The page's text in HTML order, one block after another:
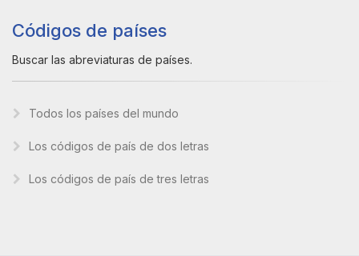
Códigos de países
Buscar las abreviaturas de países.
Todos los países del mundo
Los códigos de país de dos letras
Los códigos de país de tres letras